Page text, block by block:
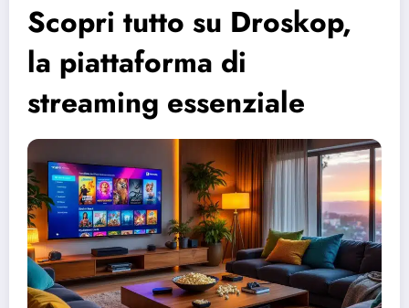
Scopri tutto su Droskop,
la piattaforma di
streaming essenziale